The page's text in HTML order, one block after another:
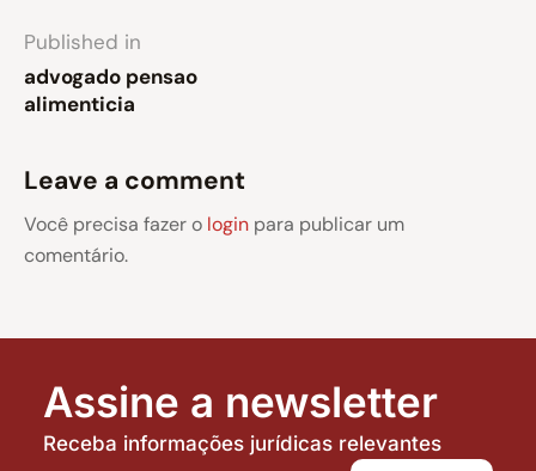
Published in
advogado pensao
alimenticia
Leave a comment
Você precisa fazer o login para publicar um
comentário.
Assine a newsletter
Receba informações jurídicas relevantes